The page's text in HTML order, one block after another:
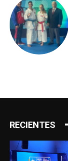
RECIENTES